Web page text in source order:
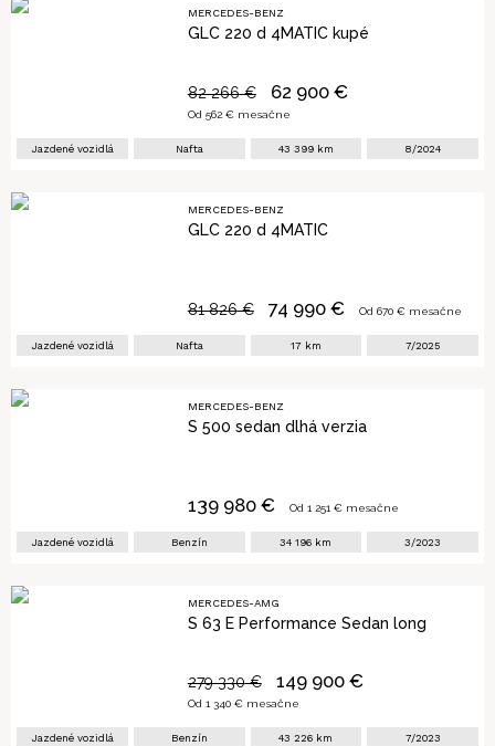
MERCEDES-BENZ
GLC 220 d 4MATIC kupé
Jazdené vozidlá Nafta 43 399km 8/2024
82 266€ 62 900€
Od 562€ mesačne
MERCEDES-BENZ
GLC 220 d 4MATIC
Jazdené vozidlá Nafta 17km 7/2025
81 826€ 74 990€ Od 670€ mesačne
MERCEDES-BENZ
S 500 sedan dlhá verzia
Jazdené vozidlá Benzín 34 196 km 3/2023
139 980€ Od 1 251 € mesačne
MERCEDES-AMG
S 63 E Performance Sedan long
Jazdené vozidlá Benzín 43 226 km 7/2023
279 330€ 149 900€
Od 1 340€ mesačne